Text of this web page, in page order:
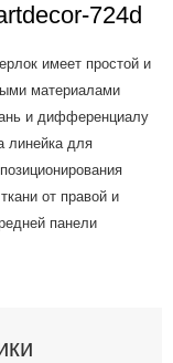
724d
имеет простой и
материалами
и дифференциалу
линейка для
от правой и
панели